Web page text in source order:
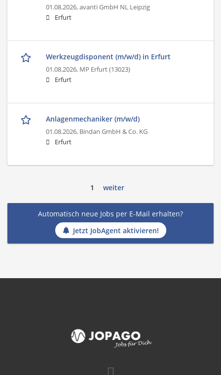
01.08.2026,avanti GmbH NL Leipzig
Erfurt
Werkzeugdisponent (m/w/d) in Erfurt
01.08.2026, MP Erfurt (13023)
Erfurt
Anlagenmechaniker (m/w/d)
01.08.2026, Bindan GmbH & Co. KG
Erfurt
1 weiter
Automatisch neue Jobs per E-Mail erhalten?
Jetzt JobAgent aktivieren!